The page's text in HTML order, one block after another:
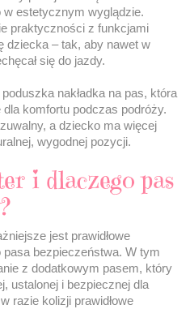
w estetycznym wyglądzie.
praktyczności z funkcjami
dziecka – tak, aby nawet w
się do jazdy.
nakładka na pas, która
komfortu podczas podróży.
a dziecko ma więcej
wygodnej pozycji.
i dlaczego pas
jest prawidłowe
bezpieczeństwa. W tym
z dodatkowym pasem, który
ustalonej i bezpiecznej dla
razie kolizji prawidłowe